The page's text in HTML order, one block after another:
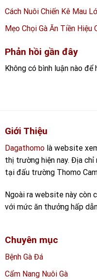
Cách Nuôi Chiến Kê Mau
Mẹo Chọi Gà Ăn Tiền Hiệu
Phản hồi gần đây
Không có bình luận nào để
Giới Thiệu
Dagathomo là website
thị trường hiện nay. Địa
tại đấu trường Thomo
Ngoài ra website này còn
với mức ăn thưởng hấp
Chuyên mục
Bệnh Gà Đá
Cẩm Nang Nuôi Gà